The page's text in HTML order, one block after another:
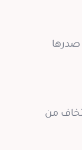
صدرها
من